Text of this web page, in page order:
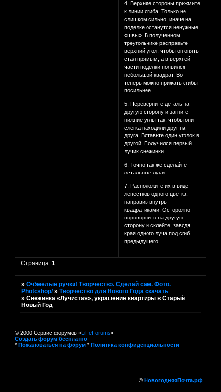
4. Верхние стороны прижмите
к линии сгиба. Только не
слишком сильно, иначе на
поделке останутся ненужные
«швы». В полученном
треугольнике расправьте
верхний угол, чтобы он опять
стал прямым, а в верхней
части поделки появился
небольшой квадрат. Вот
теперь можно прижать сгибы
посильнее.
5. Переверните деталь на
другую сторону и загните
нижние углы так, чтобы они
слегка находили друг на
друга. Вставьте один уголок в
другой. Получился первый
лучик снежинки.
6. Точно так же сделайте
остальные лучи.
7. Расположите их в виде
лепестков одного цветка,
направив внутрь
квадратиками. Осторожно
переверните на другую
сторону и склейте, заводя
края одного луча под сгиб
предыдущего.
Страница:1
»ОчУмелые ручки! Творчество. Сделай сам. Фото.
Photoshop/ »Творчество для Нового Года скачать
»Снежинка «Лучистая», украшение квартиры в Старый
Новый Год
© 2000 Сервис форумов «LiFeForums»
Создать форум бесплатно
* Пожаловаться на форум * Политика конфиденциальности
© НовогодняяПочта.рф